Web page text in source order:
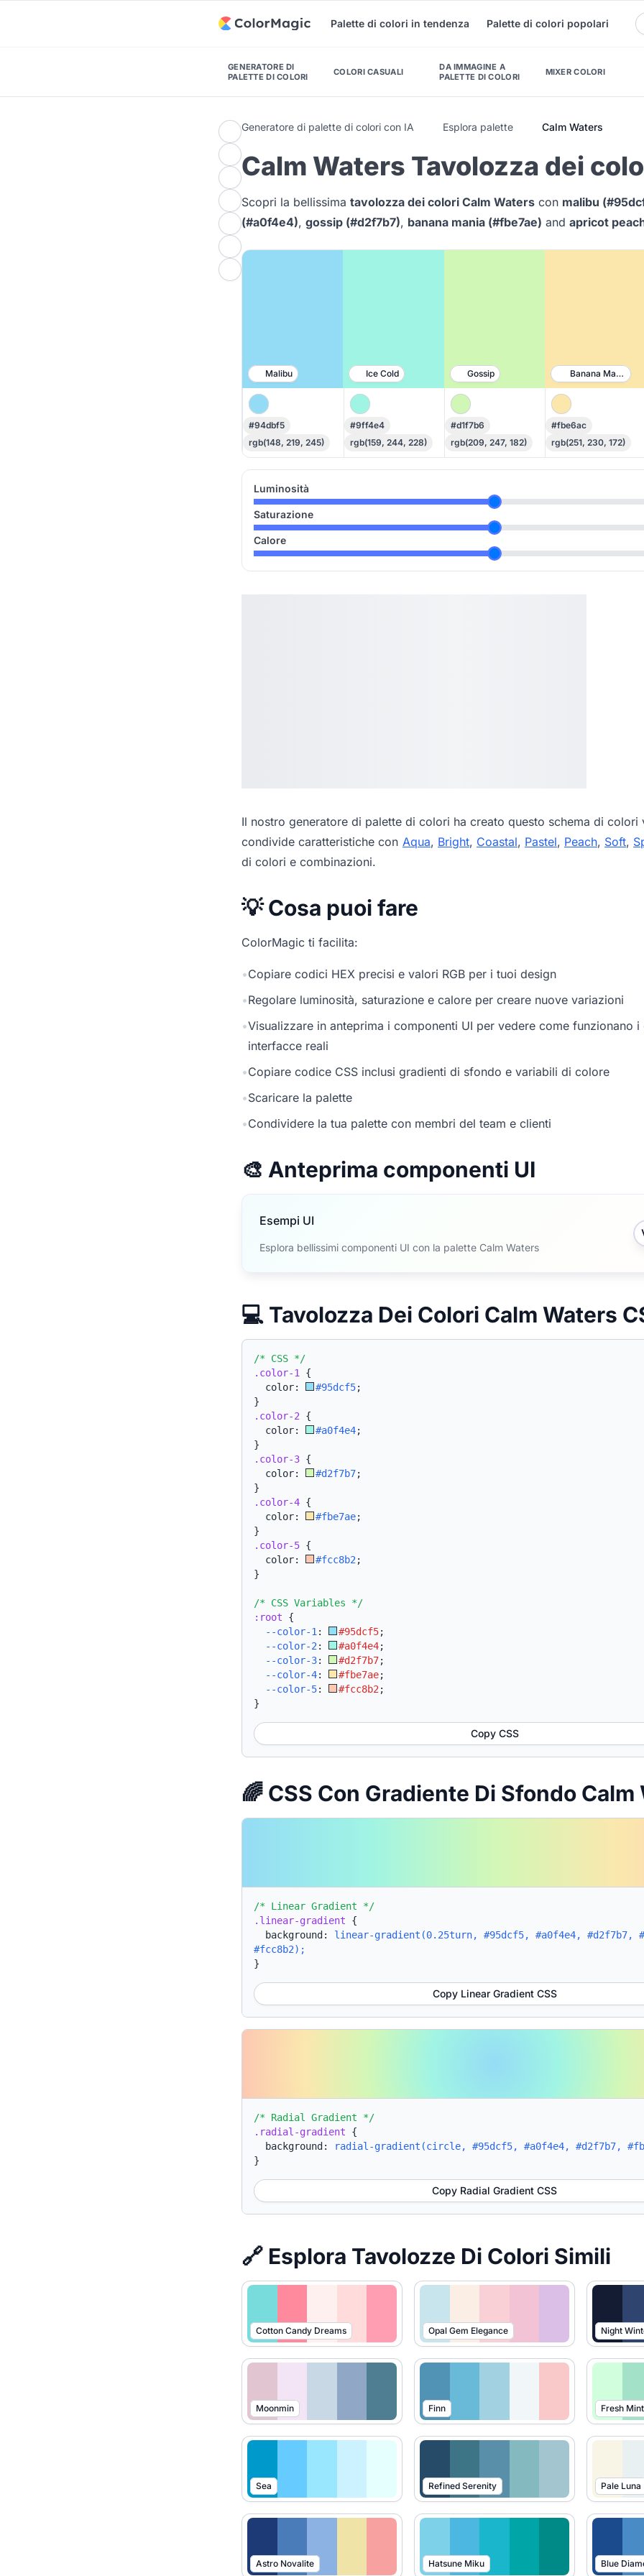
Palette di colori in tendenza Palette di colori popolari
GENERATORE DI
PALETTE DI COLORI
COLORI CASUALI
DA IMMAGINE A
PALETTE DI COLORI
MIXER COLORI
Generatore di palette di colori con IA Esplora palette Calm Waters
Calm Waters Tavolozza dei
Scopri la bellissima tavolozza dei colori Calm Waters con malibu
(#a0f4e4), gossip (#d2f7b7), banana mania (#fbe7ae) and apricot
Malibu Ice Cold Gossip Banana Mania
#94dbf5
rgb(148, 219, 245)
#9ff4e4
rgb(159, 244, 228)
#d1f7b6
rgb(209, 247, 182)
#fbe6ac
rgb(251, 230, 172)
Luminosità
Saturazione
Calore
Il nostro generatore di palette di colori ha creato questo schema di colori
condivide caratteristiche con Aqua, Bright, Coastal, Pastel, Peach, Soft,
di colori e combinazioni.
💡 Cosa puoi fare
ColorMagic ti facilita:
•Copiare codici HEX precisi e valori RGB per i tuoi design
•Regolare luminosità, saturazione e calore per creare nuove variazioni
•Visualizzare in anteprima i componenti UI per vedere come funzionano
interfacce reali
•Copiare codice CSS inclusi gradienti di sfondo e variabili di colore
•Scaricare la palette
•Condividere la tua palette con membri del team e clienti
🎨 Anteprima componenti UI
Esempi UI
Esplora bellissimi componenti UI con la palette Calm Waters
💻 Tavolozza Dei Colori Calm Waters
/* CSS */
.color-1
{
  color:
#95dcf5;
}
.color-2 {
  color:
#a0f4e4;
}
.color-3 {
  color:
#d2f7b7;
}
.color-4 {
  color:
#fbe7ae;
}
.color-5 {
  color:
#fcc8b2 ;
}
/* CSS Variables */
:root {
--color-1 : #95dcf5;
--color-2 : #a0f4e4;
--color-3: #d2f7b7;
--color-4: #fbe7ae;
--color-5: #fcc8b2 ;
}
Copy CSS
🌈 CSS Con Gradiente Di Sfondo Calm
/* Linear Gradient */
.linear-gradient {
background: linear-gradient(0.25turn, #95dcf5, #a0f4e4, #d2f7b7,
#fcc8b2);
}
Copy Linear Gradient CSS
/* Radial Gradient */
.radial-gradient {
background:
radial-gradient(circle, #95dcf5, #a0f4e4, #d2f7b7,
}
Copy Radial Gradient CSS
🔗 Esplora Tavolozze Di Colori Simili
Cotton Candy Dreams Opal Gem Elegance Night
Moonmin Finn Fresh Mint
Sea Refined Serenity Pale Luna
Astro Novalite Hatsune Miku Blue